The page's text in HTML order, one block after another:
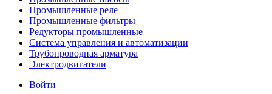
Промышленные реле
Промышленные фильтры
Редукторы промышленные
Система управления и автоматизации
Трубопроводная арматура
Электродвигатели
Войти